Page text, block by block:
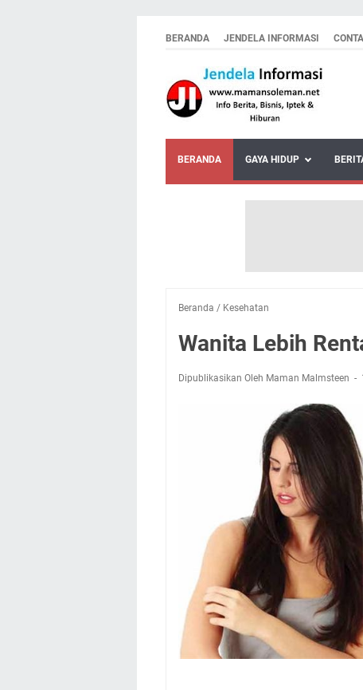
BERANDA JENDELA INFORMASI
BERANDA GAYA HIDUP
Beranda / Kesehatan
Wanita Lebih
Dipublikasikan Oleh Maman Malmsteen